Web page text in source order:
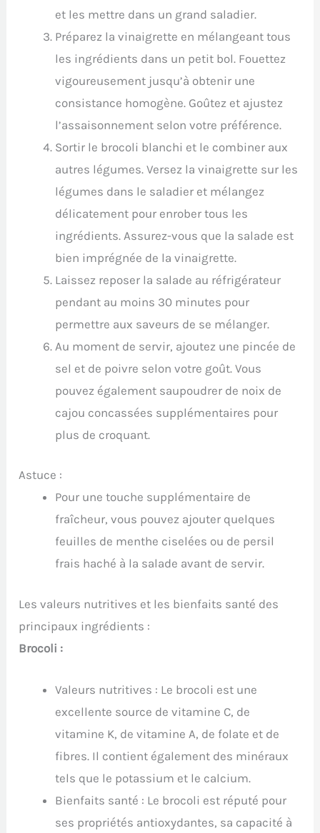
et les mettre dans un grand saladier.
Préparez la vinaigrette en mélangeant tous
les ingrédients dans un petit bol. Fouettez
vigoureusement jusqu’à obtenir une
consistance homogène. Goûtez et ajustez
l’assaisonnement selon votre préférence.
Sortir le brocoli blanchi et le combiner aux
autres légumes. Versez la vinaigrette sur les
légumes dans le saladier et mélangez
délicatement pour enrober tous les
ingrédients. Assurez-vous que la salade est
bien imprégnée de la vinaigrette.
Laissez reposer la salade au réfrigérateur
pendant au moins 30 minutes pour
permettre aux saveurs de se mélanger.
Au moment de servir, ajoutez une pincée de
sel et de poivre selon votre goût. Vous
pouvez également saupoudrer de noix de
cajou concassées supplémentaires pour
plus de croquant.
Astuce :
Pour une touche supplémentaire de
fraîcheur, vous pouvez ajouter quelques
feuilles de menthe ciselées ou de persil
frais haché à la salade avant de servir.
Les valeurs nutritives et les bienfaits santé des
principaux ingrédients :
Brocoli :
Valeurs nutritives : Le brocoli est une
excellente source de vitamine C, de
vitamine K, de vitamine A, de folate et de
fibres. Il contient également des minéraux
tels que le potassium et le calcium.
Bienfaits santé : Le brocoli est réputé pour
ses propriétés antioxydantes, sa capacité à